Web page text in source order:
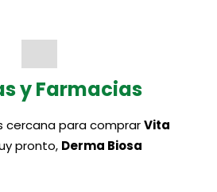
y Farmacias
cercana para comprarVita
pronto, Derma Biosa